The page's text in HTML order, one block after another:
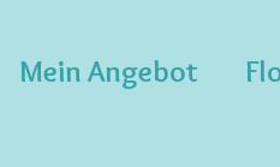
Mein Angebot